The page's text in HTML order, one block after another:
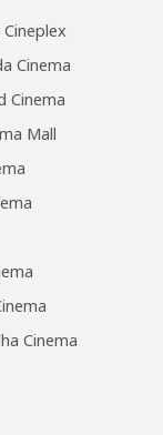
Cinema
Cinema
Mall
Cinema